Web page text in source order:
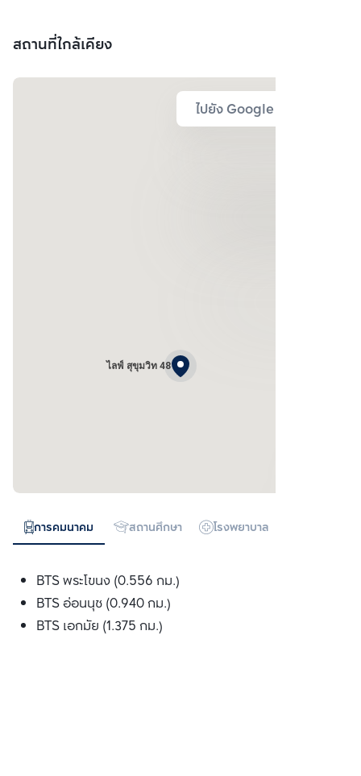
สถานที่ใกล้เคียง
ไปยัง Google Map
ไลฟ์ สุขุมวิท 48
การคมนาคม สถานศึกษา โรงพยาบาล
BTS พระโขนง (0.556 กม.)
BTS อ่อนนุช (0.940 กม.)
BTS เอกมัย (1.375 กม.)